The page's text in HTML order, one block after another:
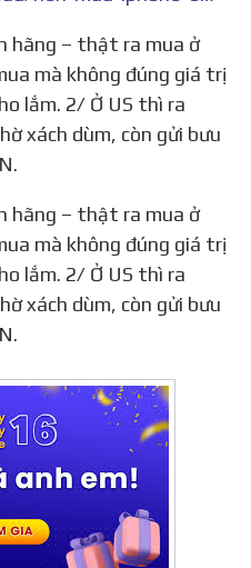
mà không đúng giá trị
lắm. 2/ Ở US thì ra
xách dùm, còn gửi bưu
mà không đúng giá trị
lắm. 2/ Ở US thì ra
xách dùm, còn gửi bưu